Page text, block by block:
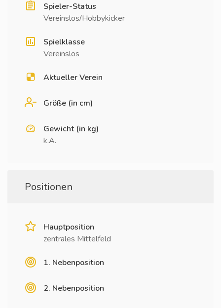
Spieler-Status
Vereinslos/Hobbykicker
Spielklasse
Vereinslos
Aktueller Verein
Größe (in cm)
Gewicht (in kg)
k.A.
Positionen
Hauptposition
zentrales Mittelfeld
1. Nebenposition
2. Nebenposition